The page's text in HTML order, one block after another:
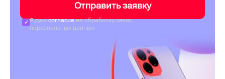
Отправить заявку
Я даюсогласиена обработку своих
персональных данных